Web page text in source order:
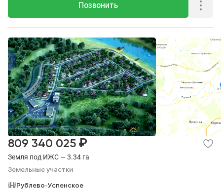
Позвонить
Земля под ИЖС — 3.34 га
Земельные участки
809 340 025 ₽
Рублево-Успенское